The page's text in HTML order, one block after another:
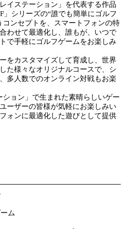
イステーション」を代表する作品
」シリーズの“誰でも簡単にゴルフ
コンセプトを、スマートフォンの特
わせて最適化し、誰もが、いつで
で手軽にゴルフゲームをお楽しみ
をカスタマイズして育成し、世界
た様々なオリジナルコースで、シ
多人数でのオンライン対戦もお楽
ョン」で生まれた素晴らしいゲー
ーザーの皆様が気軽にお楽しみい
ォンに最適化した遊びとして提供
ム